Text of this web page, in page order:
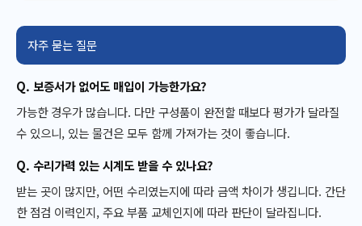
자주 묻는 질문
Q. 보증서가 없어도 매입이 가능한가요?
가능한 경우가 많습니다. 다만 구성품이 완전할 때보다 평가가 달라질
수 있으니, 있는 물건은 모두 함께 가져가는 것이 좋습니다.
Q. 수리가력 있는 시계도 받을 수 있나요?
받는 곳이 많지만, 어떤 수리였는지에 따라 금액 차이가 생깁니다. 간단
한 점검 이력인지, 주요 부품 교체인지에 따라 판단이 달라집니다.